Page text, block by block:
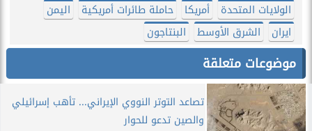
الولايات المتحدة أمريكا حاملة طائرات أمريكية
اليمن
ايران
الشرق الأوسط البنتاجون
موضوعات متعلقة
تصاعد التوتر النووي الإيراني... تأهب إسرائيلي
والصين تدعو للحوار